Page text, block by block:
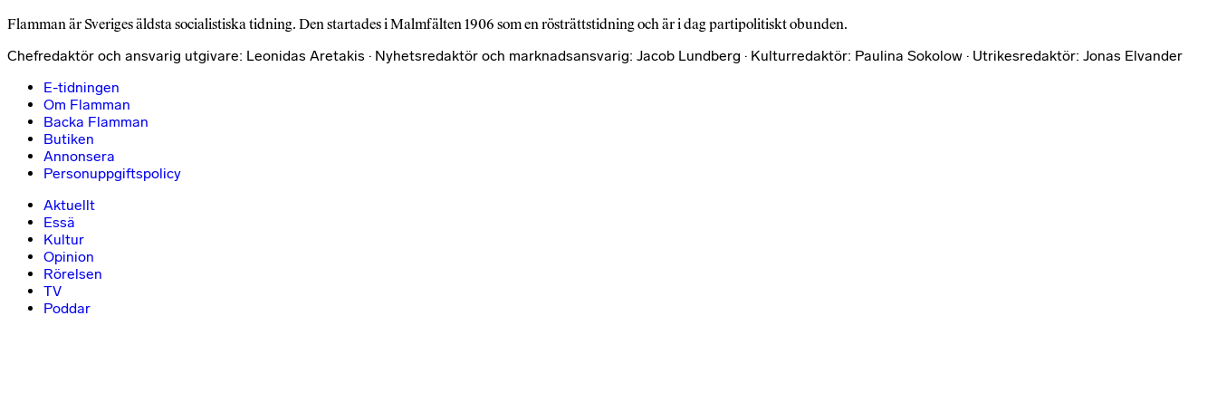
Flamman är Sveriges äldsta socialistiska tidning. Den startades i Malmfälten 1906 som en rösträttstidning och är i dag partipolitiskt obunden.
Chefredaktör och ansvarig utgivare: Leonidas Aretakis · Nyhetsredaktör och marknadsansvarig: Jacob Lundberg · Kulturredaktör: Paulina Sokolow · Utrikesredaktör: Jonas Elvander
E-tidningen
Om Flamman
Backa Flamman
Butiken
Annonsera
Personuppgiftspolicy
Aktuellt
Essä
Kultur
Opinion
Rörelsen
TV
Poddar